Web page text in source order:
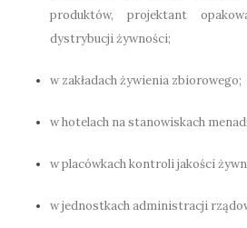
produktów, projektant
dystrybucji żywności;
w zakładach żywienia zbiorowego;
w hotelach na stanowiskach
w placówkach kontroli jakości
w jednostkach administracji